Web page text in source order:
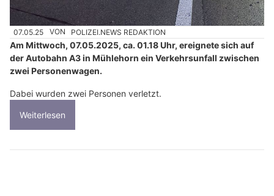
07.05.25 VON POLIZEI.NEWS REDAKTION
Am Mittwoch, 07.05.2025, ca. 01.18 Uhr, ereignete sich auf
der Autobahn A3 in Mühlehorn ein Verkehrsunfall zwischen
zwei Personenwagen.
Dabei wurden zwei Personen verletzt.
Weiterlesen